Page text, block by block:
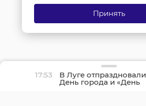
17:53 В Луге отпраздновали
День города и «День
детства»
Принять